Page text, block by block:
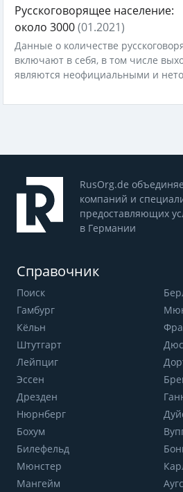
Русскоговорящее население:
около 3000(01.2021)
Данные о количестве
включают в себя, в том числе
являются неофициальными и
RusOrg.de
компаний и
предоставляющих
в Германии
Справочник
Поиск
Гамбург
Кёльн
Штутгарт
Лейпциг
Эссен
Дрезден
Нюрнберг
Бохум
Билефельд
Мюнстер
Мангейм